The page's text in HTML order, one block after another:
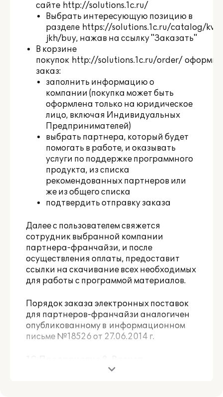
сайте http://solutions.1c.ru/
Выбрать интересующую позицию в
разделе https://solutions.1c.ru/catalog/
jkh/buy, нажав на ссылку "Заказать"
В корзине
покупок http://solutions.1c.ru/order/
заказ:
заполнить информацию о
компании (покупка может быть
оформлена только на юридическое
лицо, включая Индивидуальных
Предпринимателей)
выбрать партнера, который будет
помогать в работе, и оказывать
услуги по поддержке программного
продукта, из списка
рекомендованных партнеров или
же из общего списка
подтвердить отправку заказа
Далее с пользователем свяжется
сотрудник выбранной компании
партнера-франчайзи, и после
осуществления оплаты, предоставит
ссылки на скачивание всех необходимых
для работы с программой материалов.
Порядок заказа электронных поставок
для партнеров-франчайзи аналогичен
опубликованному в информационном
письме №18526 от 27.06.2014 г.
квартплаты и бухгалтерия